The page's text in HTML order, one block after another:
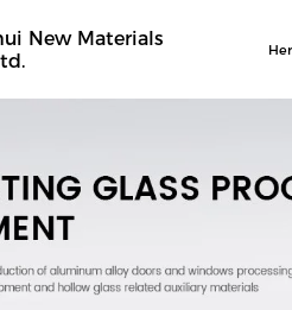
New Materials